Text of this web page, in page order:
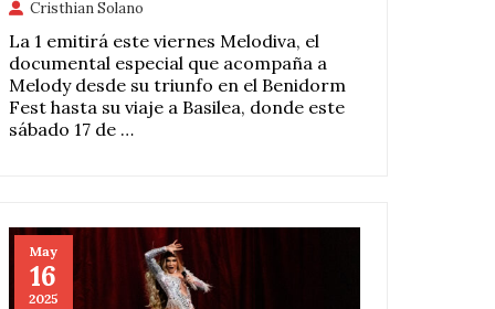
Cristhian Solano
La 1 emitirá este viernes Melodiva, el
documental especial que acompaña a
Melody desde su triunfo en el Benidorm
Fest hasta su viaje a Basilea, donde este
sábado 17 de …
May
16
2025